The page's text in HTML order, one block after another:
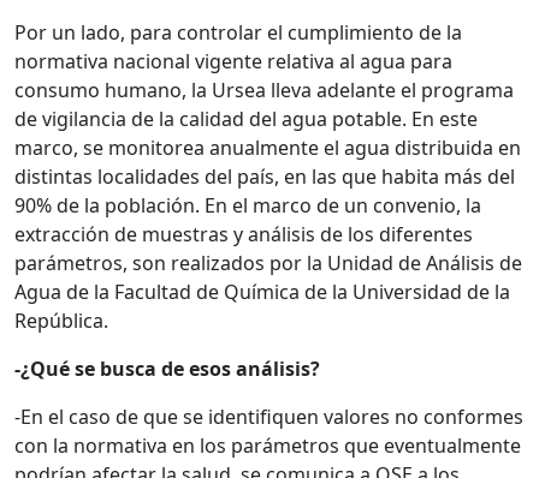
Por un lado, para controlar el cumplimiento de la
normativa nacional vigente relativa al agua para
consumo humano, la Ursea lleva adelante el programa
de vigilancia de la calidad del agua potable. En este
marco, se monitorea anualmente el agua distribuida en
distintas localidades del país, en las que habita más del
90% de la población. En el marco de un convenio, la
extracción de muestras y análisis de los diferentes
parámetros, son realizados por la Unidad de Análisis de
Agua de la Facultad de Química de la Universidad de la
República.
-¿Qué se busca de esos análisis?
-En el caso de que se identifiquen valores no conformes
con la normativa en los parámetros que eventualmente